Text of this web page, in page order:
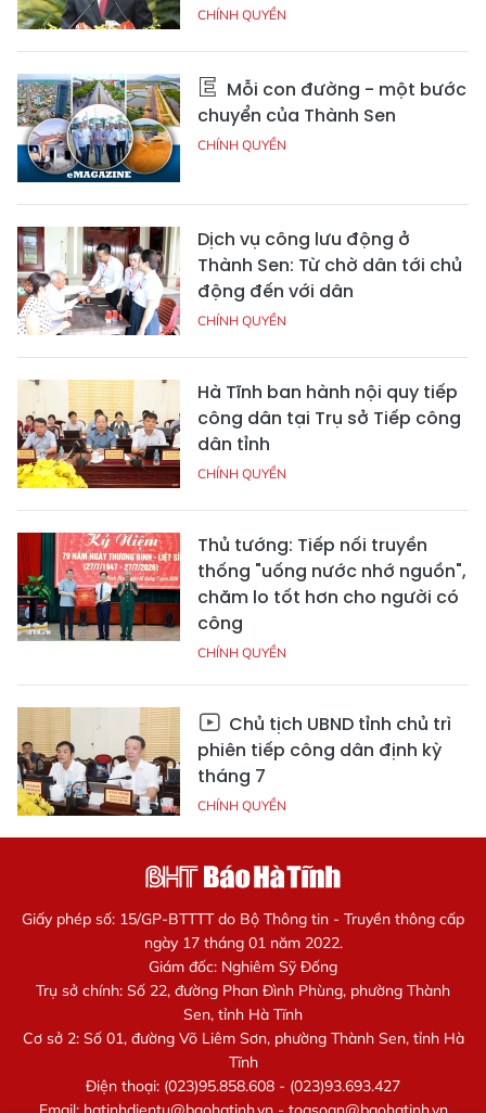
CHÍNH QUYỀN
Mỗi con đường - một bước
chuyển của Thành Sen
CHÍNH QUYỀN
Dịch vụ công lưu động ở
Thành Sen: Từ chờ dân tới chủ
động đến với dân
CHÍNH QUYỀN
Hà Tĩnh ban hành nội quy tiếp
công dân tại Trụ sở Tiếp công
dân tỉnh
CHÍNH QUYỀN
Thủ tướng: Tiếp nối truyền
thống "uống nước nhớ nguồn",
chăm lo tốt hơn cho người có
công
CHÍNH QUYỀN
Chủ tịch UBND tỉnh chủ trì
phiên tiếp công dân định kỳ
tháng 7
CHÍNH QUYỀN
Giấy phép số: 15/GP-BTTTT do Bộ Thông tin - Truyền thông cấp
ngày 17 tháng 01 năm 2022.
Giám đốc: Nghiêm Sỹ Đống
Trụ sở chính: Số 22, đường Phan Đình Phùng, phường Thành
Sen, tỉnh Hà Tĩnh
Cơ sở 2: Số 01, đường Võ Liêm Sơn, phường Thành Sen, tỉnh Hà
Tĩnh
Điện thoại: (023)95.858.608 - (023)93.693.427